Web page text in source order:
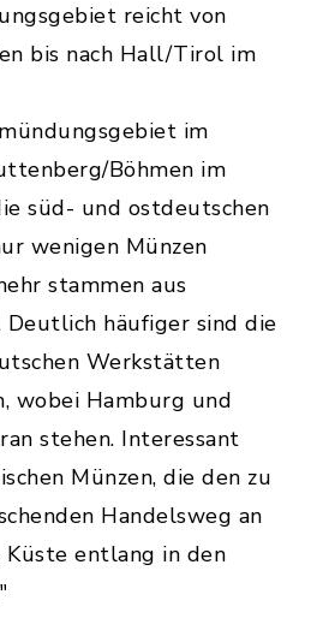
reicht von
bis nach Hall/Tirol im
im
Böhmen im
süd- und ostdeutschen
wenigen Münzen
stammen aus
häufiger sind die
Werkstätten
wobei Hamburg und
stehen. Interessant
Münzen, die den zu
Handelsweg an
entlang in den